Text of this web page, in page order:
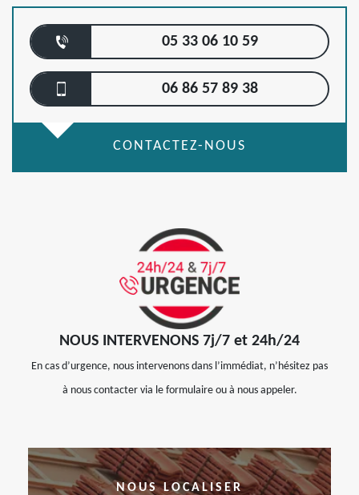
05 33 06 10 59
06 86 57 89 38
CONTACTEZ-NOUS
NOUS INTERVENONS 7j/7 et 24h/24
En cas d’urgence, nous intervenons dans l’immédiat, n’hésitez pas
à nous contacter via le formulaire ou à nous appeler.
NOUS LOCALISER